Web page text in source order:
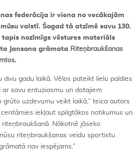
federācija ir viena no vecākajām
valstī. Šogad tā atzīmē savu 130.
nozīmīgs vēstures materiāls
Jansona grāmata Riteņbraukšanas
.
divu gadu laikā. Vēlos pateikt lielu paldies
ar savu entuziasmu un dotajiem
grūto uzdevumu veikt laikā,” teica autors
iekļaut spilgtākos notikumus un
Nākotnē jāseko
riteņbraukšanas veidu sportistu
nav iespējams.”